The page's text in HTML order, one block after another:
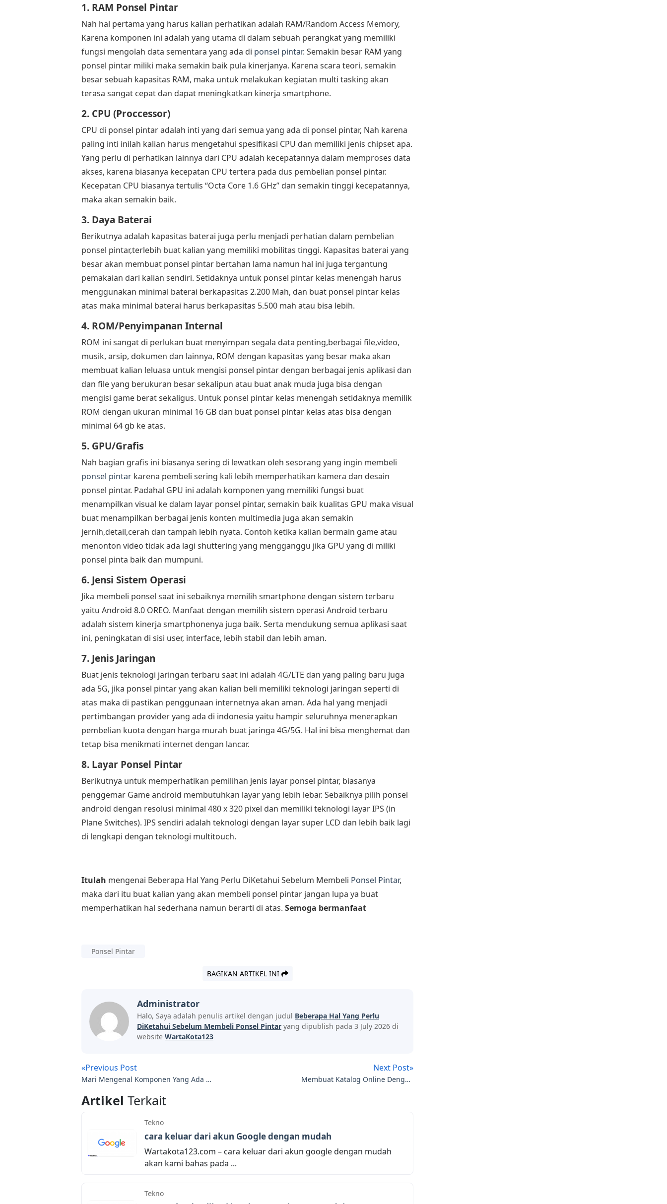
1. RAM Ponsel Pintar
Nah hal pertama yang harus kalian perhatikan adalah RAM/Random Access Memory,
Karena komponen ini adalah yang utama di dalam sebuah perangkat yang memiliki
fungsi mengolah data sementara yang ada di ponsel pintar. Semakin besar RAM yang
ponsel pintar miliki maka semakin baik pula kinerjanya. Karena scara teori, semakin
besar sebuah kapasitas RAM, maka untuk melakukan kegiatan multi tasking akan
terasa sangat cepat dan dapat meningkatkan kinerja smartphone.
2. CPU (Proccessor)
CPU di ponsel pintar adalah inti yang dari semua yang ada di ponsel pintar, Nah karena
paling inti inilah kalian harus mengetahui spesifikasi CPU dan memiliki jenis chipset apa.
Yang perlu di perhatikan lainnya dari CPU adalah kecepatannya dalam memproses data
akses, karena biasanya kecepatan CPU tertera pada dus pembelian ponsel pintar.
Kecepatan CPU biasanya tertulis “Octa Core 1.6 GHz” dan semakin tinggi kecepatannya,
maka akan semakin baik.
3. Daya Baterai
Berikutnya adalah kapasitas baterai juga perlu menjadi perhatian dalam pembelian
ponsel pintar,terlebih buat kalian yang memiliki mobilitas tinggi. Kapasitas baterai yang
besar akan membuat ponsel pintar bertahan lama namun hal ini juga tergantung
pemakaian dari kalian sendiri. Setidaknya untuk ponsel pintar kelas menengah harus
menggunakan minimal baterai berkapasitas 2.200 Mah, dan buat ponsel pintar kelas
atas maka minimal baterai harus berkapasitas 5.500 mah atau bisa lebih.
4. ROM/Penyimpanan Internal
ROM ini sangat di perlukan buat menyimpan segala data penting,berbagai file,video,
musik, arsip, dokumen dan lainnya, ROM dengan kapasitas yang besar maka akan
membuat kalian leluasa untuk mengisi ponsel pintar dengan berbagai jenis aplikasi dan
dan file yang berukuran besar sekalipun atau buat anak muda juga bisa dengan
mengisi game berat sekaligus. Untuk ponsel pintar kelas menengah setidaknya memilik
ROM dengan ukuran minimal 16 GB dan buat ponsel pintar kelas atas bisa dengan
minimal 64 gb ke atas.
5. GPU/Grafis
Nah bagian grafis ini biasanya sering di lewatkan oleh sesorang yang ingin membeli
ponsel pintar karena pembeli sering kali lebih memperhatikan kamera dan desain
ponsel pintar. Padahal GPU ini adalah komponen yang memiliki fungsi buat
menampilkan visual ke dalam layar ponsel pintar, semakin baik kualitas GPU maka visual
buat menampilkan berbagai jenis konten multimedia juga akan semakin
jernih,detail,cerah dan tampah lebih nyata. Contoh ketika kalian bermain game atau
menonton video tidak ada lagi shuttering yang mengganggu jika GPU yang di miliki
ponsel pinta baik dan mumpuni.
6. Jensi Sistem Operasi
Jika membeli ponsel saat ini sebaiknya memilih smartphone dengan sistem terbaru
yaitu Android 8.0 OREO. Manfaat dengan memilih sistem operasi Android terbaru
adalah sistem kinerja smartphonenya juga baik. Serta mendukung semua aplikasi saat
ini, peningkatan di sisi user, interface, lebih stabil dan lebih aman.
7. Jenis Jaringan
Buat jenis teknologi jaringan terbaru saat ini adalah 4G/LTE dan yang paling baru juga
ada 5G, jika ponsel pintar yang akan kalian beli memiliki teknologi jaringan seperti di
atas maka di pastikan penggunaan internetnya akan aman. Ada hal yang menjadi
pertimbangan provider yang ada di indonesia yaitu hampir seluruhnya menerapkan
pembelian kuota dengan harga murah buat jaringa 4G/5G. Hal ini bisa menghemat dan
tetap bisa menikmati internet dengan lancar.
8. Layar Ponsel Pintar
Berikutnya untuk memperhatikan pemilihan jenis layar ponsel pintar, biasanya
penggemar Game android membutuhkan layar yang lebih lebar. Sebaiknya pilih ponsel
android dengan resolusi minimal 480 x 320 pixel dan memiliki teknologi layar IPS (in
Plane Switches). IPS sendiri adalah teknologi dengan layar super LCD dan lebih baik lagi
di lengkapi dengan teknologi multitouch.
Itulah mengenai Beberapa Hal Yang Perlu DiKetahui Sebelum Membeli Ponsel Pintar,
maka dari itu buat kalian yang akan membeli ponsel pintar jangan lupa ya buat
memperhatikan hal sederhana namun berarti di atas. Semoga bermanfaat
Ponsel Pintar
BAGIKAN ARTIKEL INI
Administrator
Halo, Saya adalah penulis artikel dengan judul Beberapa Hal Yang Perlu
DiKetahui Sebelum Membeli Ponsel Pintar yang dipublish pada 3 July 2026 di
website WartaKota123
«Previous Post
Mari Mengenal Komponen Yang Ada di
Next Post»
Membuat Katalog Online Dengan
Artikel Terkait
Tekno
cara keluar dari akun Google dengan mudah
Wartakota123.com – cara keluar dari akun google dengan mudah
akan kami bahas pada ...
Tekno